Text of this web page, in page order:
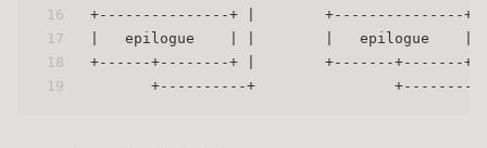
16
17
18
19
+---------------+ |
|   epilogue    | |        |
+------+--------+ |        +-------
+----------+